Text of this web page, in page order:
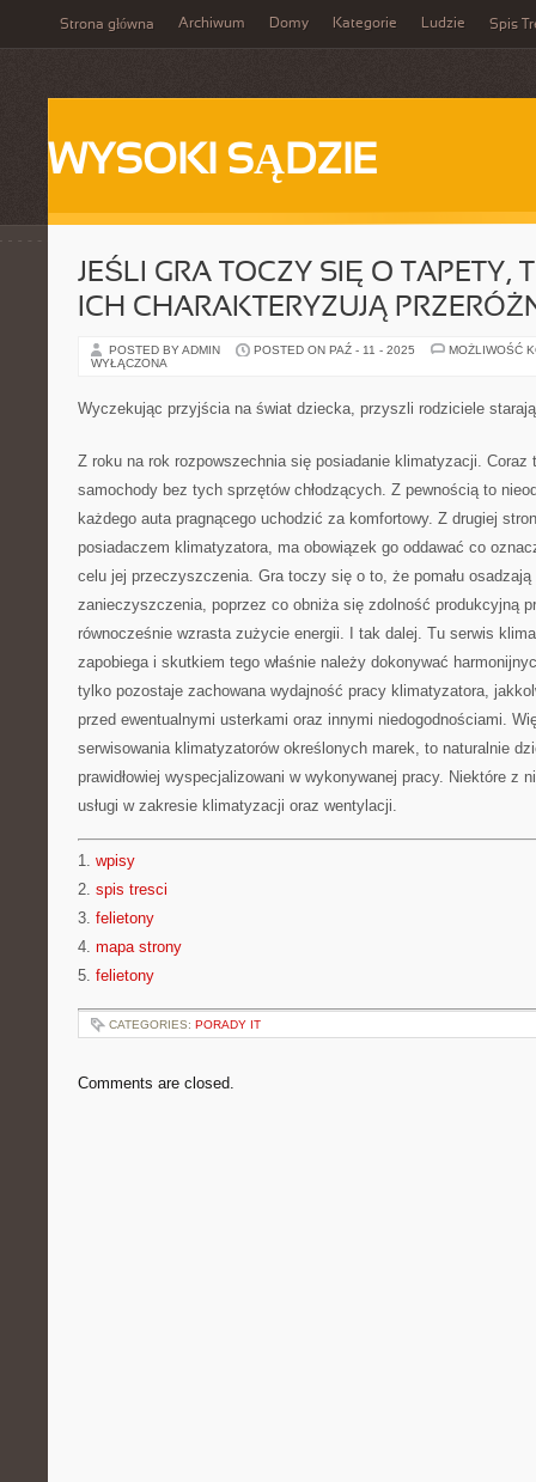
Strona główna Archiwum Domy Kategorie Ludzie Spis
WYSOKI SĄDZIE
JEŚLI GRA TOCZY SIĘ O TAPETY,
ICH CHARAKTERYZUJĄ
POSTED BY ADMIN POSTED ON PAŹ - 11 - 2025
MOŻLIWOŚĆ
WYŁĄCZONA
Wyczekując przyjścia na świat dziecka, przyszli rodziciele
Z roku na rok rozpowszechnia się posiadanie klimatyzacji. Coraz
samochody bez tych sprzętów chłodzących. Z pewnością to
każdego auta pragnącego uchodzić za komfortowy. Z drugiej
posiadaczem klimatyzatora, ma obowiązek go oddawać co
celu jej przeczyszczenia. Gra toczy się o to, że pomału osadzają
zanieczyszczenia, poprzez co obniża się zdolność produkcyjną
równocześnie wzrasta zużycie energii. I tak dalej. Tu serwis
zapobiega i skutkiem tego właśnie należy dokonywać
tylko pozostaje zachowana wydajność pracy klimatyzatora,
przed ewentualnymi usterkami oraz innymi niedogodnościami.
serwisowania klimatyzatorów określonych marek, to naturalnie
prawidłowiej wyspecjalizowani w wykonywanej pracy. Niektóre z
usługi w zakresie klimatyzacji oraz wentylacji.
1. wpisy
2. spis tresci
3. felietony
4. mapa strony
5. felietony
CATEGORIES: PORADY IT
Comments are closed.